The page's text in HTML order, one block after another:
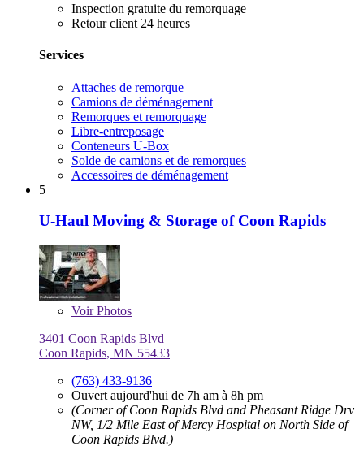
Inspection gratuite du remorquage
Retour client 24 heures
Services
Attaches de remorque
Camions de déménagement
Remorques et remorquage
Libre-entreposage
Conteneurs U-Box
Solde de camions et de remorques
Accessoires de déménagement
5
U-Haul Moving & Storage of Coon Rapids
VoirPhotos
3401 Coon Rapids Blvd
Coon Rapids, MN 55433
(763) 433-9136
Ouvert aujourd'hui de 7h am à 8h pm
(Corner of Coon Rapids Blvd and Pheasant Ridge Drv
NW, 1/2 Mile East of Mercy Hospital on North Side of
Coon Rapids Blvd.)